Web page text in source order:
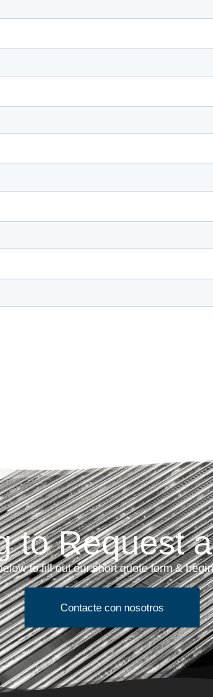
to Request
to fill out our short quote form &
Contacte con nosotros